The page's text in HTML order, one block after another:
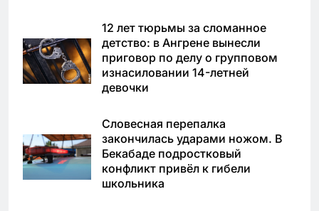
12 лет тюрьмы за сломанное
детство: в Ангрене вынесли
приговор по делу о групповом
изнасиловании 14-летней
девочки
Словесная перепалка
закончилась ударами ножом. В
Бекабаде подростковый
конфликт привёл к гибели
школьника